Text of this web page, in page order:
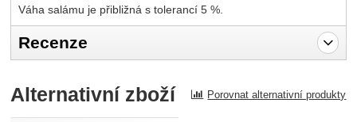
Váha salámu je přibližná s tolerancí 5 %.
Recenze
Recenze
Alternativní zboží Porovnat alternativní produkty